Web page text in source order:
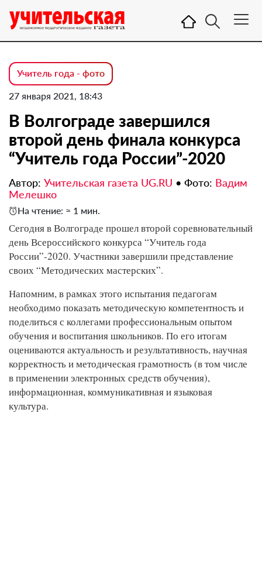
Учитель года - фото
27 января 2021, 18:43
В Волгограде завершился
второй день финала конкурса
“Учитель года России”-2020
Автор: Учительская газета UG.RU • Фото: Вадим
Мелешко
На чтение: ≈ 1 мин.
Сегодня в Волгограде прошел второй соревновательный
день Всероссийского конкурса “Учитель года
России”-2020. Участники завершили представление
своих “Методических мастерских”.
Напомним, в рамках этого испытания педагогам
необходимо показать методическую компетентность и
поделиться с коллегами профессиональным опытом
обучения и воспитания школьников. По его итогам
оцениваются актуальность и результативность, научная
корректность и методическая грамотность (в том числе
в применении электронных средств обучения),
информационная, коммуникативная и языковая
культура.